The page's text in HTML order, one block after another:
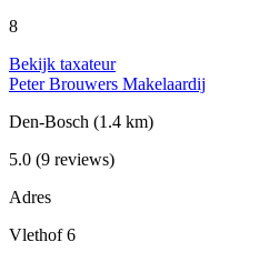
8
Bekijk taxateur
Peter Brouwers Makelaardij
Den-Bosch (1.4 km)
5.0 (9 reviews)
Adres
Vlethof 6